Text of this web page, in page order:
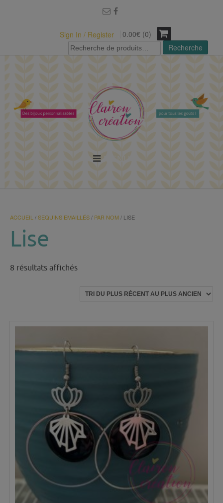
Sign In / Register
0.00€ (0)
Recherche
pour :
Recherche
ACCUEIL /SEQUINS EMAILLÉS/ PAR NOM/ LISE
Lise
8 résultats affichésTrié
plus
plus